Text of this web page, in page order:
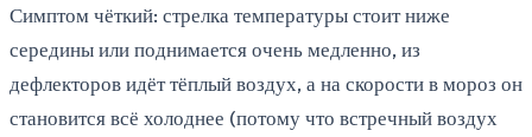
Симптом чёткий: стрелка температуры стоит ниже
середины или поднимается очень медленно, из
дефлекторов идёт тёплый воздух, а на скорости в мороз он
становится всё холоднее (потому что встречный воздух